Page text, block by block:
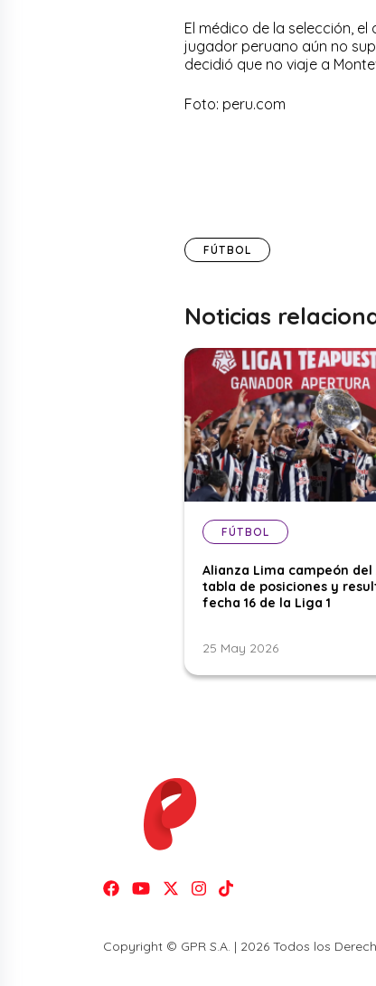
El médico de la selección,
jugador peruano aún no
decidió que no viaje a
Foto: peru.com
FÚTBOL
Noticias
FÚTBOL
Alianza Lima campeón
tabla de posiciones y
fecha 16 de la Liga 1
25 May 2026
Copyright © GPR S.A. | 2026 Todos los